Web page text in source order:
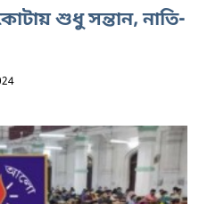
শুধু সন্তান, নাতি-